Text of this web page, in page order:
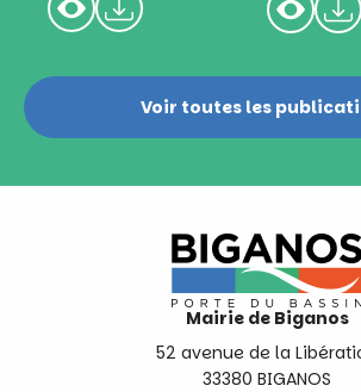
Voir toutes les
Mairie de Biganos
52 avenue de la
33380 BIGANOS